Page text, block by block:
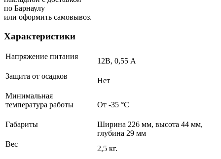
по Барнаулу
или оформить самовывоз.
Характеристики
Напряжение питания
12В, 0,55 А
Защита от осадков
Нет
Минимальная
температура работы
От -35 °С
Габариты
Ширина 226 мм, высота 44 мм,
глубина 29 мм
Вес
2,5 кг.